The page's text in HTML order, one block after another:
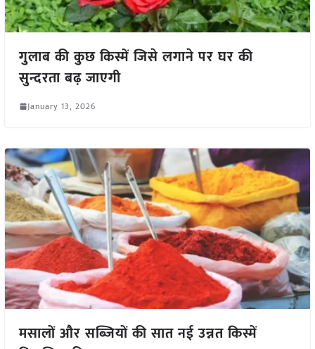
गुलाब की कुछ किस्में जिसे लगाने पर घर की
सुन्दरता बढ़ जाएगी
January 13, 2026
मसालों और सब्जियों की सात नई उन्नत किस्में